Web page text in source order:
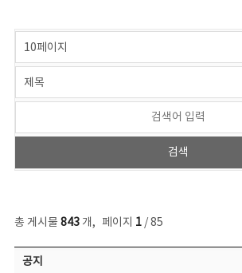
총 게시물 843개, 페이지 1/ 85
공지사항 목록 - 번호, 제목, 작성자, 파일, 조회수, 작성일 정보 제공
공지